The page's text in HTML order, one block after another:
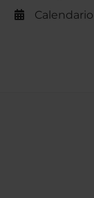
Calendario